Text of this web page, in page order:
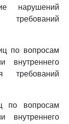
нарушений
по вопросам
внутреннего
требований
по вопросам
внутреннего